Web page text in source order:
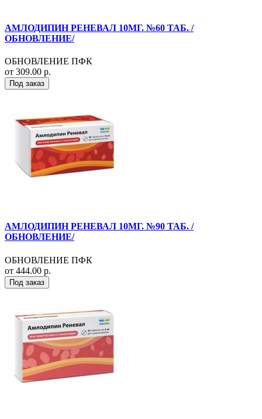
АМЛОДИПИН РЕНЕВАЛ 10МГ. №60 ТАБ. /
ОБНОВЛЕНИЕ/
ОБНОВЛЕНИЕ ПФК
от 309.00 р.
Под заказ
АМЛОДИПИН РЕНЕВАЛ 10МГ. №90 ТАБ. /
ОБНОВЛЕНИЕ/
ОБНОВЛЕНИЕ ПФК
от 444.00 р.
Под заказ